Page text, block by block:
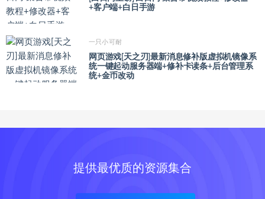
+客户端+白日手游
一只小可耐
网页游戏[天之刃]最新消息修补版虚拟机镜像系
统一键起动服务器端+修补卡读条+后台管理系
统+金币改动
提供最优质的资源集合